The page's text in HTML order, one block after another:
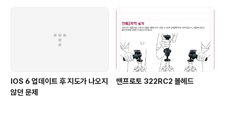
IOS 6 업데이트 후 지도가 나오지
않던 문제
맨프로토 322RC2 볼헤드